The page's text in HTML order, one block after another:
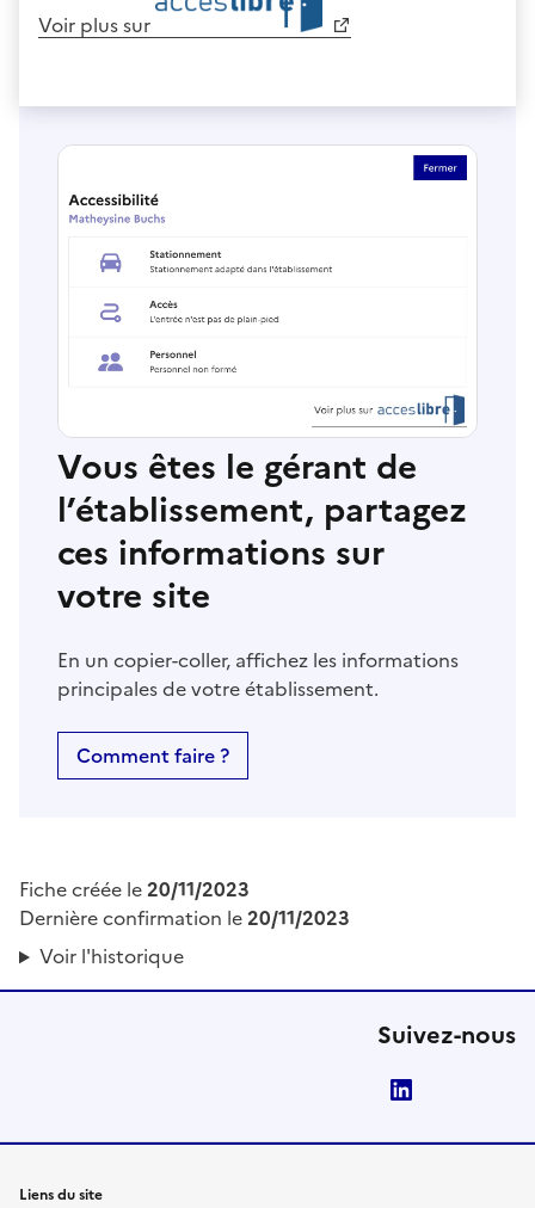
Voir plus sur
Vous êtes le gérant de
l’établissement, partagez
ces informations sur
votre site
En un copier-coller, affichez les informations
principales de votre établissement.
Comment faire ?
Fiche créée le20/11/2023
Dernière confirmation le20/11/2023
Voir l'historique
Suivez-nous
Liens du site